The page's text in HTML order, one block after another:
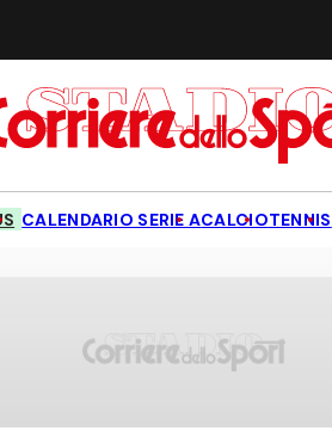
CALENDARIO SERIE ACALCIOTENNIS